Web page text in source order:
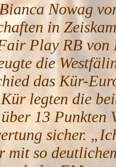
Nowag
in
Play RB
die
das Kür-
legten die
13 Punkten
sicher.
so